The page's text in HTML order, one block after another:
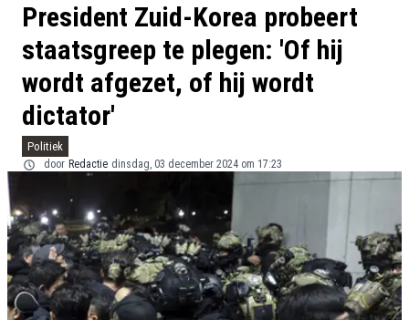
President Zuid-Korea probeert
staatsgreep te plegen: 'Of hij
wordt afgezet, of hij wordt
dictator'
Politiek
door Redactie dinsdag, 03 december 2024 om 17:23